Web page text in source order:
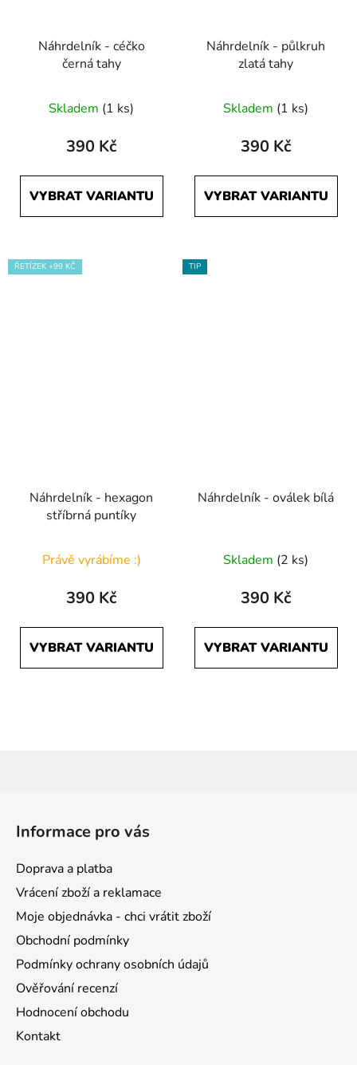
Náhrdelník - céčko
černá tahy
Skladem (1 ks)
390 Kč
VYBRAT VARIANTU
Náhrdelník - půlkruh
zlatá tahy
Skladem (1 ks)
390 Kč
VYBRAT VARIANTU
ŘETÍZEK +99 KČ
Náhrdelník - hexagon
stříbrná puntíky
Právě vyrábíme :)
390 Kč
VYBRAT VARIANTU
TIP
Náhrdelník - oválek bílá
Skladem (2 ks)
390 Kč
VYBRAT VARIANTU
Informace pro vás
Doprava a platba
Vrácení zboží a reklamace
Moje objednávka - chci vrátit zboží
Obchodní podmínky
Podmínky ochrany osobních údajů
Ověřování recenzí
Hodnocení obchodu
Kontakt